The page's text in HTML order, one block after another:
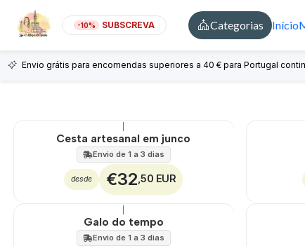
-10% SUBSCREVA Categorias Início
Envio grátis para encomendas superiores a 40 € para Portugal
Cesta artesanal em junco
Envio de 1 a 3 dias
desde €32 ,50 EUR
Galo do tempo
Envio de 1 a 3 dias